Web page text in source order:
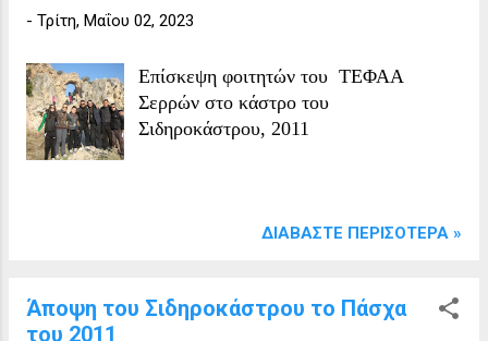
- Τρίτη, Μαΐου 02, 2023
Επίσκεψη φοιτητών του ΤΕΦΑΑ
Σερρών στο κάστρο του
Σιδηροκάστρου, 2011
ΔΙΑΒΆΣΤΕ ΠΕΡΙΣΌΤΕΡΑ »
Άποψη του Σιδηροκάστρου το Πάσχα
του 2011